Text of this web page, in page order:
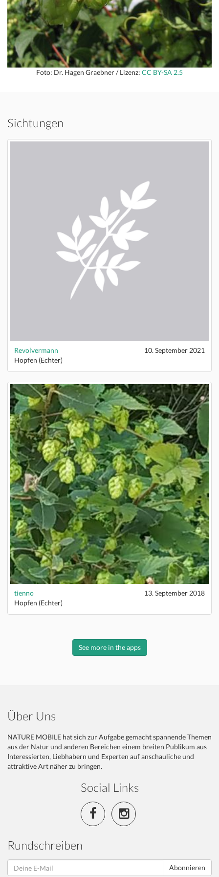
Foto: Dr. Hagen Graebner / Lizenz: CC BY-SA 2.5
Sichtungen
Revolvermann
10. September 2021
Hopfen (Echter)
tienno
13. September 2018
Hopfen (Echter)
See more in the apps
Über Uns
NATURE MOBILE hat sich zur Aufgabe gemacht spannende Themen
aus der Natur und anderen Bereichen einem breiten Publikum aus
Interessierten, Liebhabern und Experten auf anschauliche und
attraktive Art näher zu bringen.
Social Links
Rundschreiben
Abonnieren